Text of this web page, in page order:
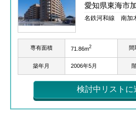
愛知県東海市
名鉄河和線 南加
専有面積 71.86m2 間
築年月 2006年5月
検討中リストに